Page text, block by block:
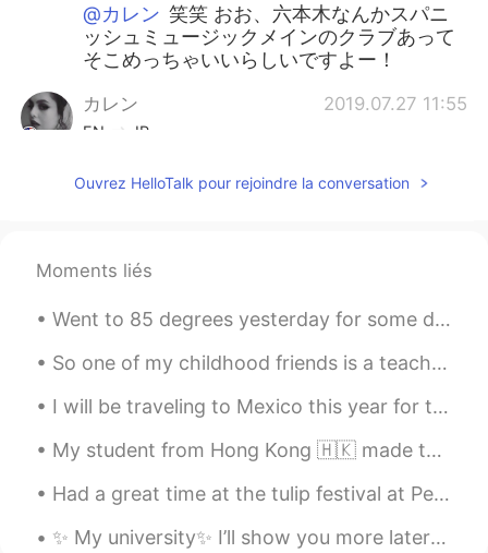
@カレン 笑笑 おお、六本木なんかスパニ
ッシュミュージックメインのクラブあって
そこめっちゃいいらしいですよー！
カレン 2019.07.27 11:55
EN JP
木へ行きます。
EN JP
しまった。。。😭
Nana 2019.07.27 11:52
JP EN
Atom?lol
Ouvrez HelloTalk pour rejoindre la conversation
Moments liés
Went to 85 degrees yesterday for some dessert! It was soooo yummy , I wish I could have tried a l...
So one of my childhood friends is a teaches high school anatomy and physiology and she is struggl...
I will be traveling to Mexico this year for the holidays! I haven’t been to Mexico in more than 1...
My student from Hong Kong 🇭🇰 made this for me.🙋‍♀️🧑‍🏫 🎊🧧🏮我的學生一個小女孩從我這幅畫上畫了出來。 謝謝埃塞爾的漂亮圖畫。🧧🏮🎊
Had a great time at the tulip festival at Pella Iowa USA!! The people were so very friendly and t...
✨ My university✨ I’ll show you more later ^^ Yes, it’s winter but no snow. It’s sunny and warm☀...